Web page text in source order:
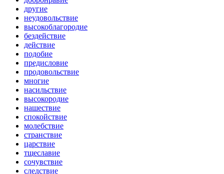
другие
неудовольствие
высокоблагородие
бездействие
действие
подобие
предисловие
продовольствие
многие
насильствие
высокородие
нашествие
спокойствие
молебствие
странствие
царствие
тщеславие
сочувствие
следствие